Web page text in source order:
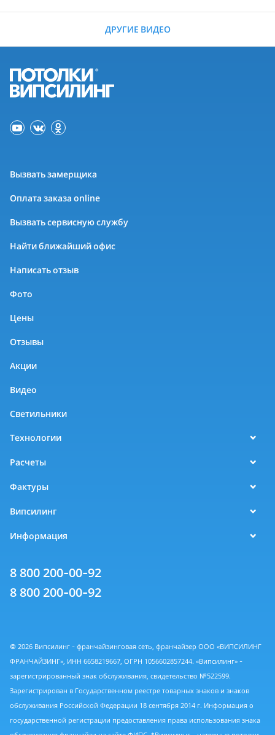
ДРУГИЕ ВИДЕО
Вызвать замерщика
Оплата заказа online
Вызвать сервисную службу
Найти ближайший офис
Написать отзыв
Фото
Цены
Отзывы
Акции
Видео
Светильники
Технологии
Расчеты
Фактуры
Випсилинг
Информация
8 800 200-00-92
8 800 200-00-92
© 2026 Випсилинг - франчайзинговая сеть, франчайзер ООО «ВИПСИЛИНГ
ФРАНЧАЙЗИНГ», ИНН 6658219667, ОГРН 1056602857244. «Випсилинг» -
зарегистрированный знак обслуживания, свидетельство №522599.
Зарегистрирован в Государственном реестре товарных знаков и знаков
обслуживания Российской Федерации 18 сентября 2014 г. Информация о
государственной регистрации предоставления права использования знака